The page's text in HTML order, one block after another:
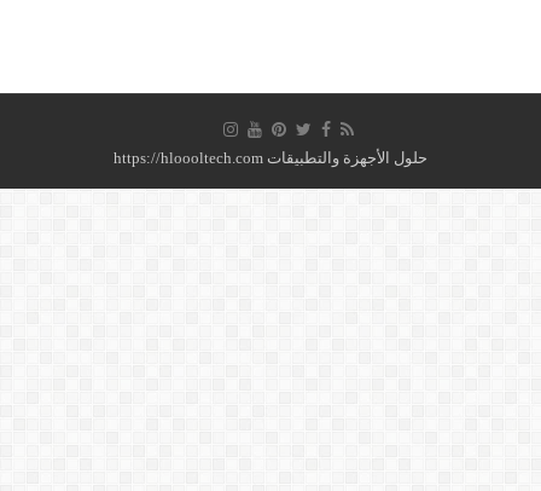
حلول الأجهزة والتطبيقات https://hloooltech.com